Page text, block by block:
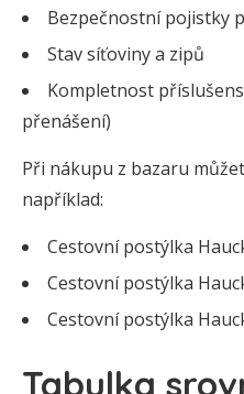
Bezpečnostní pojistky
Stav síťoviny a zipů
Kompletnost
přenášení)
Při nákupu z bazaru
například:
Cestovní postýlka
Cestovní postýlka
Cestovní postýlka
Tabulka